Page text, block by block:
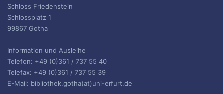
Schloss Friedenstein
Schlossplatz 1
99867 Gotha
Information und Ausleihe
Telefon: +49 (0)361 / 737 55 40
Telefax: +49 (0)361 / 737 55 39
E-Mail: bibliothek.gotha(at)uni-erfurt.de